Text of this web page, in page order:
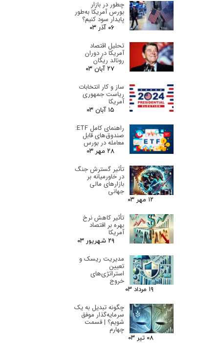
چطور در بازار
بورس آمریکا به‌طور
پایدار سود کنیم؟
۰۶ آذر ۰۳
تحلیل اقتصاد
آمریکا در دوران
رونالد ریگان
۲۷ آبان ۰۳
ساز و کار انتخابات
ریاست جمهوری
آمریکا
۱۵ آبان ۰۳
راهنمای کامل ETF:
صندوق‌های قابل
معامله در بورس
۲۸ مهر ۰۳
تأثیر گسترش جنگ
در خاورمیانه بر
بازارهای مالی
جهانی
۱۲ مهر ۰۳
تأثیر کاهش نرخ
بهره بر اقتصاد
آمریکا
۲۹ شهریور ۰۳
مدیریت ریسک و
تعیین
استراتژی‌های
خروج
۱۹ مرداد ۰۳
چگونه تبدیل به یک
سرمایه‌گذار موفق
شویم؟ | قسمت
چهارم
۰۸ تیر ۰۳